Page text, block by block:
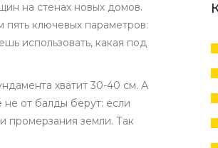
на стенах новых домов.
ключевых параметров:
использовать, какая под
хватит 30-40 см. А
от балды берут: если
промерзания земли. Так